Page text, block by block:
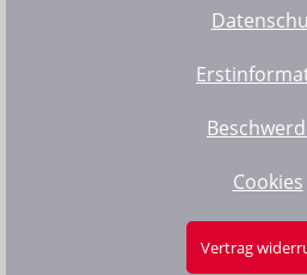
Cookies
Vertrag